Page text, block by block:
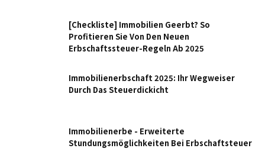
[Checkliste] Immobilien Geerbt? So
Profitieren Sie Von Den Neuen
Erbschaftssteuer-Regeln Ab 2025
Immobilienerbschaft 2025: Ihr Wegweiser
Durch Das Steuerdickicht
Immobilienerbe - Erweiterte
Stundungsmöglichkeiten Bei Erbschaftsteuer